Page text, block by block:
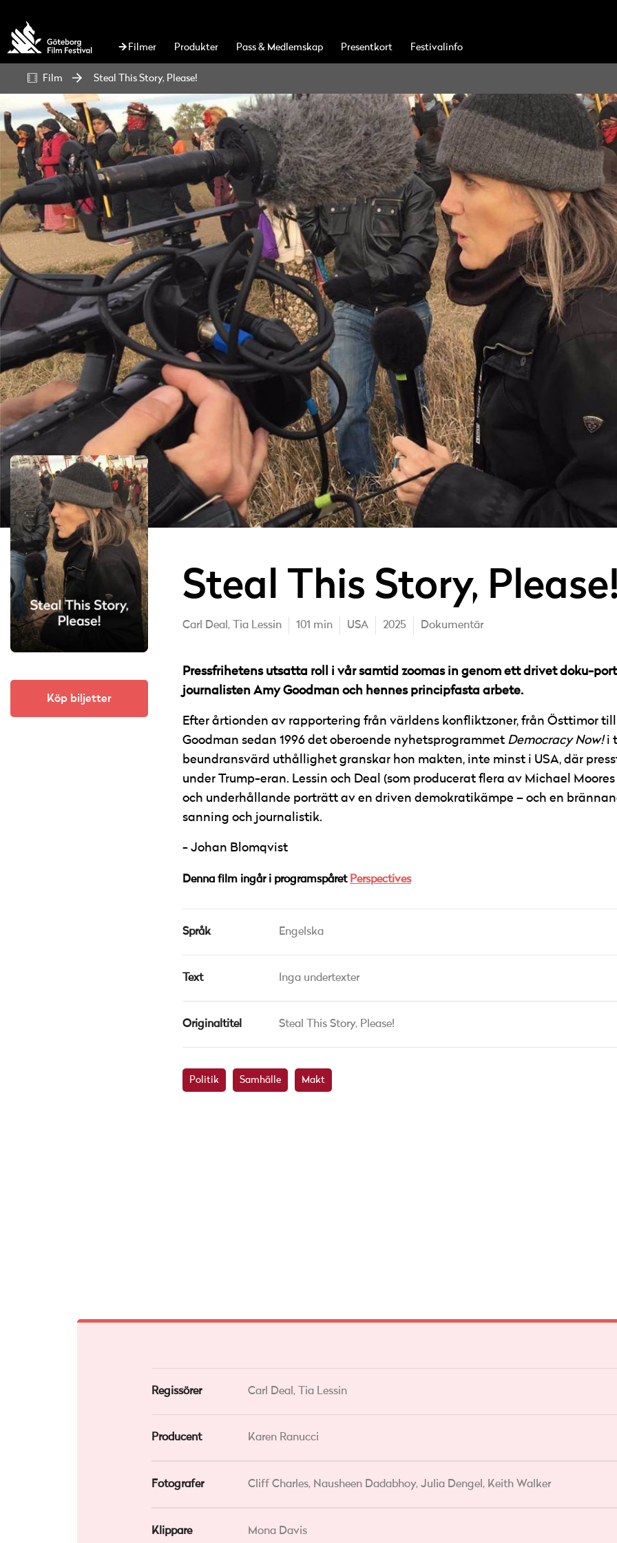
Filmer Produkter Pass & Medlemskap Presentkort Festivalinfo
Film Steal This Story, Please!
Köp biljetter
Steal This Story, Please!
Carl Deal, Tia Lessin 101 min USA 2025 Dokumentär
Pressfrihetens utsatta roll i vår samtid zoomas in genom ett drivet doku-
journalisten Amy Goodman och hennes principfasta arbete.
Efter årtionden av rapportering från världens konfliktzoner, från Östtimor
Goodman sedan 1996 det oberoende nyhetsprogrammet Democracy Now!i
beundransvärd uthållighet granskar hon makten, inte minst i USA, där
under Trump-eran. Lessin och Deal (som producerat flera av Michael
och underhållande porträtt av en driven demokratikämpe – och en
sanning och journalistik.
Johan Blomqvist
Denna film ingår i programspåret Perspectives
Språk Engelska
Text Inga undertexter
Originaltitel Steal This Story, Please!
Politik Samhälle Makt
Regissörer Carl Deal, Tia Lessin
Producent Karen Ranucci
Fotografer Cliff Charles, Nausheen Dadabhoy, Julia Dengel, Keith Walker
Klippare Mona Davis